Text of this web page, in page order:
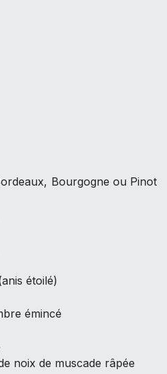
Bourgogne ou Pinot
étoilé)
émincé
noix de muscade râpée